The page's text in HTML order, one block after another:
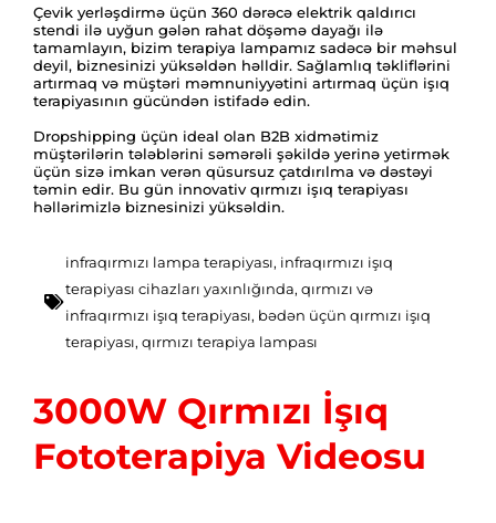
Çevik yerləşdirmə üçün 360 dərəcə elektrik qaldırıcı
stendi ilə uyğun gələn rahat döşəmə dayağı ilə
tamamlayın, bizim terapiya lampamız sadəcə bir məhsul
deyil, biznesinizi yüksəldən həlldir. Sağlamlıq təkliflərini
artırmaq və müştəri məmnuniyyətini artırmaq üçün işıq
terapiyasının gücündən istifadə edin.
Dropshipping üçün ideal olan B2B xidmətimiz
müştərilərin tələblərini səmərəli şəkildə yerinə yetirmək
üçün sizə imkan verən qüsursuz çatdırılma və dəstəyi
təmin edir. Bu gün innovativ qırmızı işıq terapiyası
həllərimizlə biznesinizi yüksəldin.
infraqırmızı lampa terapiyası, infraqırmızı işıq
terapiyası cihazları yaxınlığında, qırmızı və
infraqırmızı işıq terapiyası, bədən üçün qırmızı işıq
terapiyası, qırmızı terapiya lampası
3000W Qırmızı İşıq
Fototerapiya Videosu